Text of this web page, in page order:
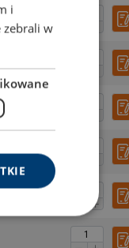
TRANSLATION
i
zebrali w